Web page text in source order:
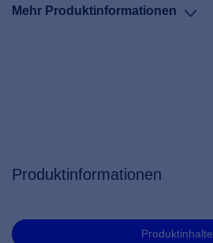
Mehr Produktinformationen
Produktinformationen
Produktinhalte